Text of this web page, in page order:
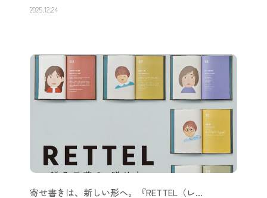
2025.12.24
寄せ書きは、新しい形へ。『RETTEL（レ…